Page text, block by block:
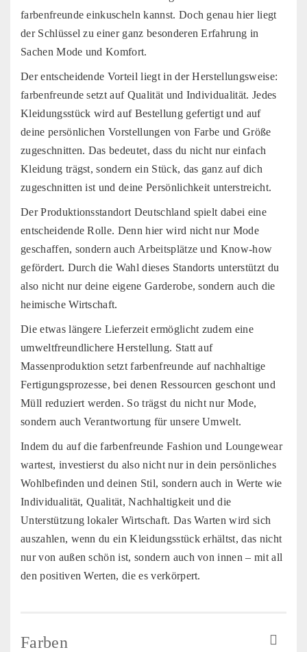
farbenfreunde einkuscheln kannst. Doch genau hier liegt
der Schlüssel zu einer ganz besonderen Erfahrung in
Sachen Mode und Komfort.
Der entscheidende Vorteil liegt in der Herstellungsweise:
farbenfreunde setzt auf Qualität und Individualität. Jedes
Kleidungsstück wird auf Bestellung gefertigt und auf
deine persönlichen Vorstellungen von Farbe und Größe
zugeschnitten. Das bedeutet, dass du nicht nur einfach
Kleidung trägst, sondern ein Stück, das ganz auf dich
zugeschnitten ist und deine Persönlichkeit unterstreicht.
Der Produktionsstandort Deutschland spielt dabei eine
entscheidende Rolle. Denn hier wird nicht nur Mode
geschaffen, sondern auch Arbeitsplätze und Know-how
gefördert. Durch die Wahl dieses Standorts unterstützt du
also nicht nur deine eigene Garderobe, sondern auch die
heimische Wirtschaft.
Die etwas längere Lieferzeit ermöglicht zudem eine
umweltfreundlichere Herstellung. Statt auf
Massenproduktion setzt farbenfreunde auf nachhaltige
Fertigungsprozesse, bei denen Ressourcen geschont und
Müll reduziert werden. So trägst du nicht nur Mode,
sondern auch Verantwortung für unsere Umwelt.
Indem du auf die farbenfreunde Fashion und Loungewear
wartest, investierst du also nicht nur in dein persönliches
Wohlbefinden und deinen Stil, sondern auch in Werte wie
Individualität, Qualität, Nachhaltigkeit und die
Unterstützung lokaler Wirtschaft. Das Warten wird sich
auszahlen, wenn du ein Kleidungsstück erhältst, das nicht
nur von außen schön ist, sondern auch von innen – mit all
den positiven Werten, die es verkörpert.
Farben